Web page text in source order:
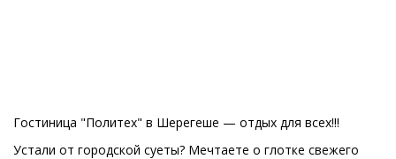
Гостиница "Политех" в Шерегеше — отдых для всех!!!
Устали от городской суеты? Мечтаете о глотке свежего